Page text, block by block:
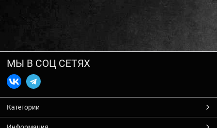
МЫ В СОЦ СЕТЯХ
Категории